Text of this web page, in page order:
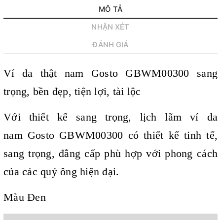
MÔ TẢ
NHẬN XÉT
ĐÁNH GIÁ
Ví da thật nam Gosto GBWM00300 sang
trọng, bền đẹp, tiện lợi, tài lộc
Với thiết kế sang trọng, lịch lãm ví da
nam Gosto GBWM00300 có thiết kế tinh tế,
sang trọng, đẳng cấp phù hợp với phong cách
của các quý ông hiện đại.
Màu Đen